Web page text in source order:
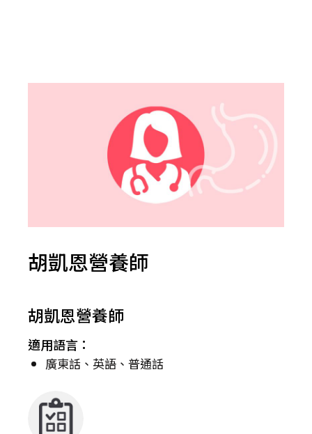
胡凱恩營養師
胡凱恩營養師
適用語言：
廣東話、英語、普通話